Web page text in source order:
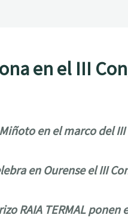
en el III
en el marco del
en Ourense el III
RAIA TERMAL